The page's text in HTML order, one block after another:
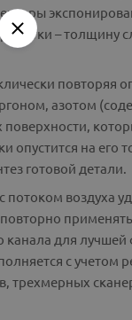
– толщину
повторяя
азотом
поверхности,
опустится на его
готовой детали.
воздуха
для
с учетом
трехмерных